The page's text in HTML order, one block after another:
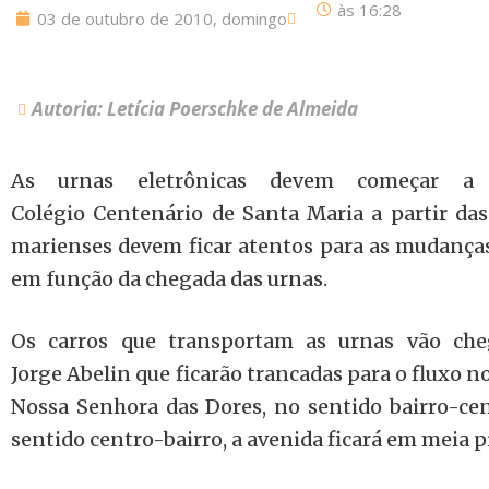
03 de outubro de 2010, domingo às 16:28
Autoria: Letícia Poerschke de Almeida
As urnas eletrônicas devem começar
Colégio Centenário de Santa Maria a partir
marienses devem ficar atentos para as
em função da chegada das urnas.
Os carros que transportam as urnas vão
Jorge Abelin que ficarão trancadas para o fluxo
Nossa Senhora das Dores, no sentido bairro-
sentido centro-bairro, a avenida ficará em meia